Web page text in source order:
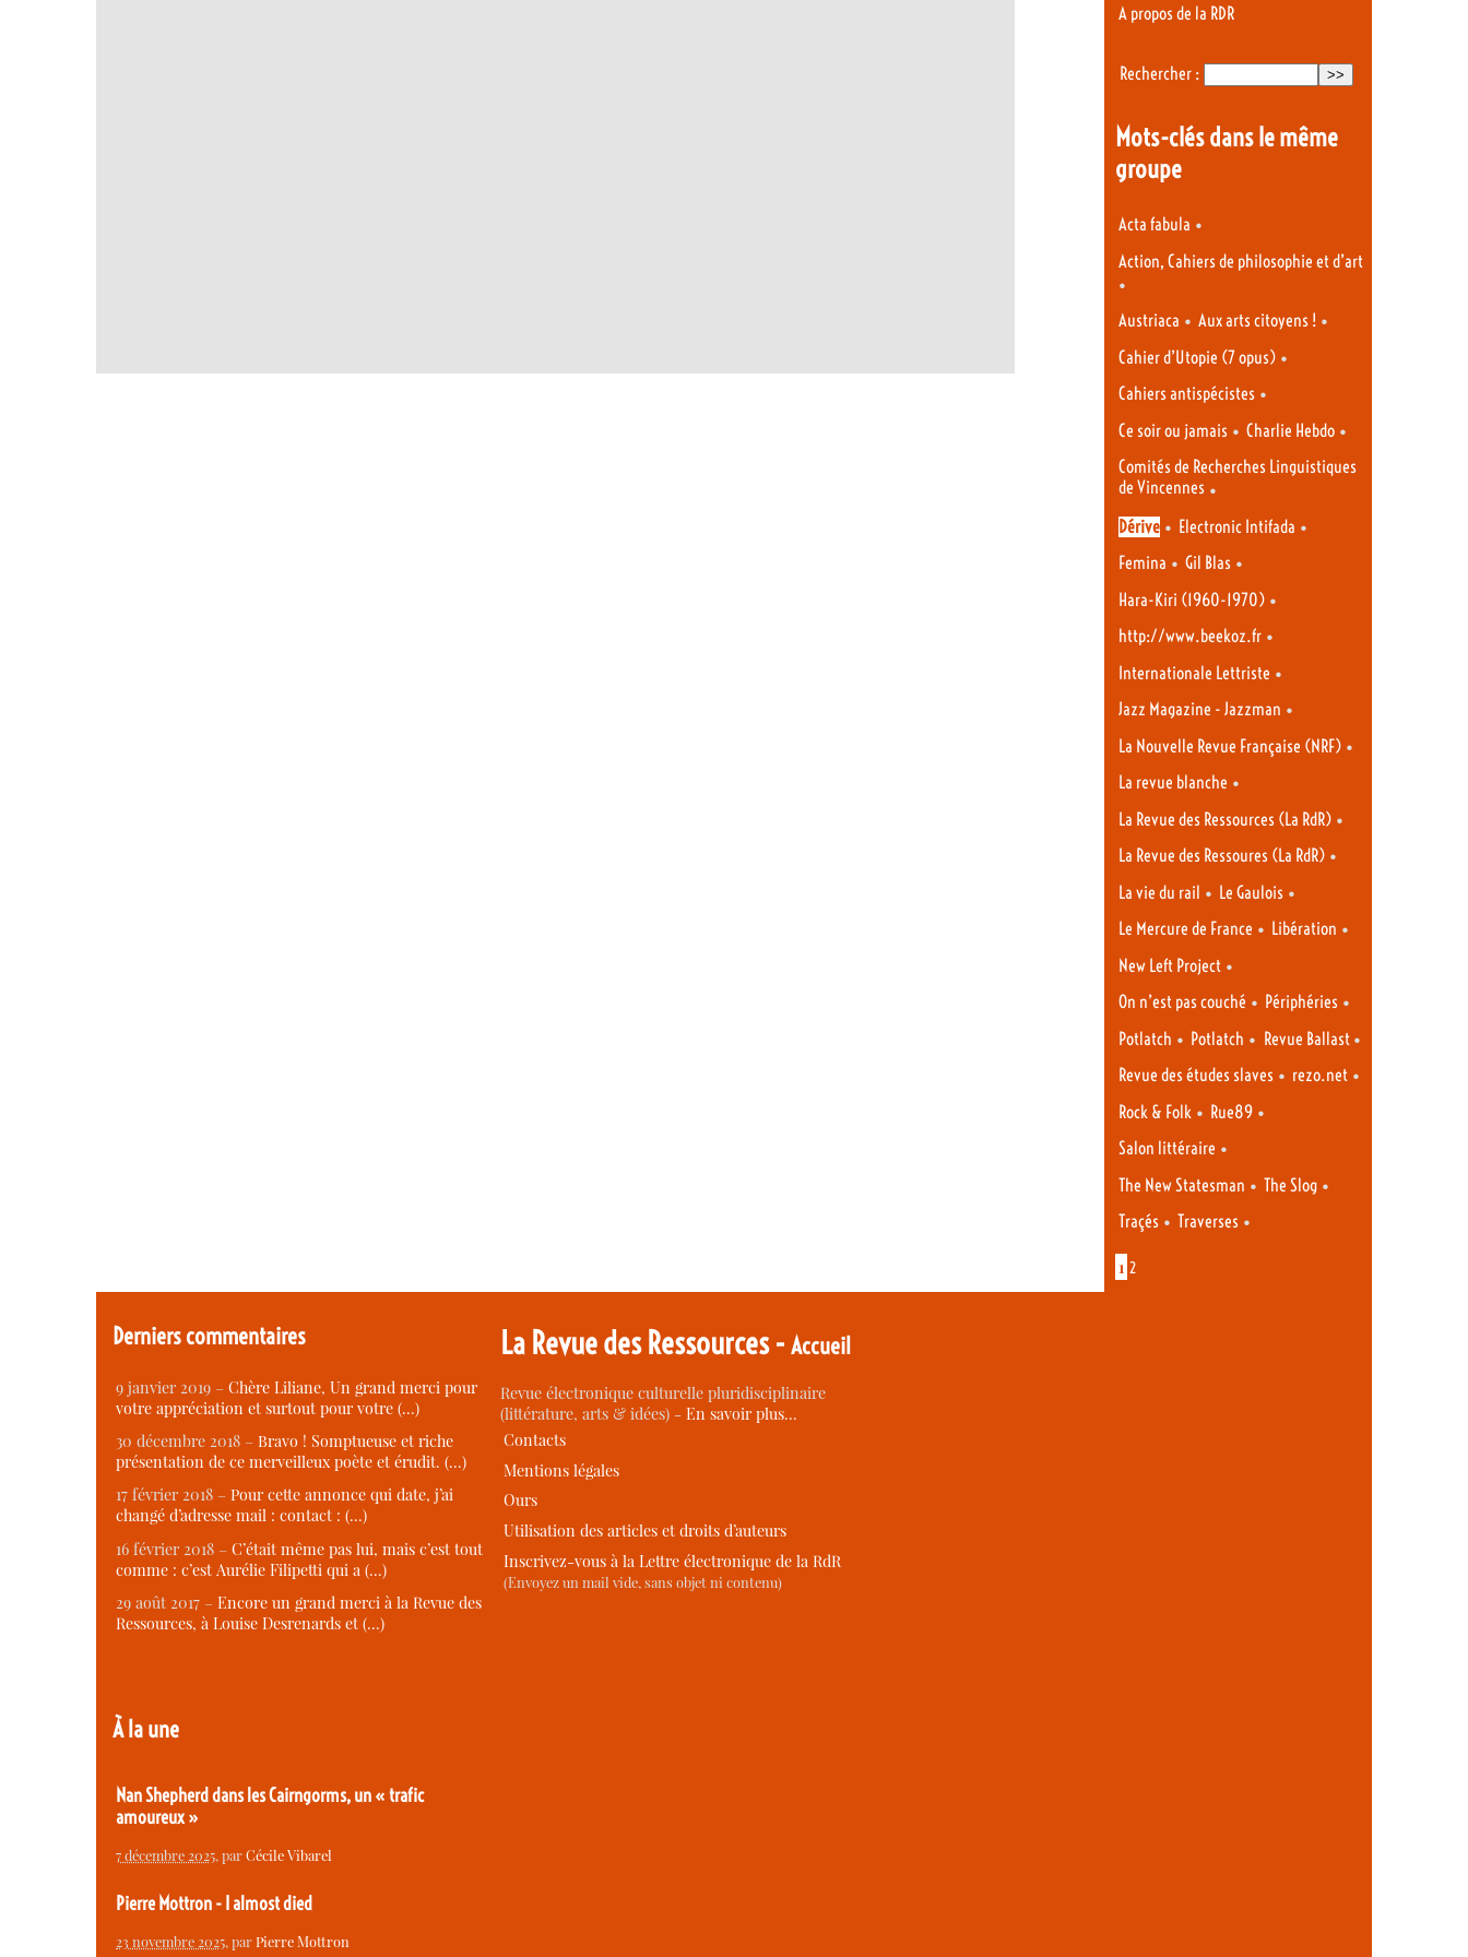
A propos de la RDR
Rechercher :
Mots-clés dans le même
groupe
Acta fabula •
Action, Cahiers de philosophie et d’art
•
Austriaca • Aux arts citoyens ! •
Cahier d’Utopie (7 opus) •
Cahiers antispécistes •
Ce soir ou jamais • Charlie Hebdo •
Comités de Recherches Linguistiques
de Vincennes •
Dérive • Electronic Intifada •
Femina • Gil Blas •
Hara-Kiri (1960-1970) •
http://www.beekoz.fr •
Internationale Lettriste •
Jazz Magazine - Jazzman •
La Nouvelle Revue Française (NRF) •
La revue blanche •
La Revue des Ressources (La RdR) •
La Revue des Ressoures (La RdR) •
La vie du rail • Le Gaulois •
Le Mercure de France • Libération •
New Left Project •
On n’est pas couché • Périphéries •
Potlatch • Potlatch • Revue Ballast •
Revue des études slaves • rezo.net •
Rock & Folk • Rue89 •
Salon littéraire •
The New Statesman • The Slog •
Traçés • Traverses •
1 2
Derniers commentaires
9 janvier 2019 – Chère Liliane, Un grand merci pour
votre appréciation et surtout pour votre (…)
30 décembre 2018 – Bravo ! Somptueuse et riche
présentation de ce merveilleux poète et érudit. (…)
17 février 2018 – Pour cette annonce qui date, j’ai
changé d’adresse mail : contact : (…)
16 février 2018 – C’était même pas lui, mais c’est tout
comme : c’est Aurélie Filipetti qui a (…)
29 août 2017 – Encore un grand merci à la Revue des
Ressources, à Louise Desrenards et (…)
À la une
Nan Shepherd dans les Cairngorms, un « trafic
amoureux »
7 décembre 2025, parCécile Vibarel
Pierre Mottron - I almost died
23 novembre 2025, parPierre Mottron
La Revue des Ressources -Accueil
Revue électronique culturelle pluridisciplinaire
(littérature, arts & idées) -En savoir plus…
Contacts
Mentions légales
Ours
Utilisation des articles et droits d’auteurs
Inscrivez-vous à la Lettre électronique de la RdR
(Envoyez un mail vide, sans objet ni contenu)